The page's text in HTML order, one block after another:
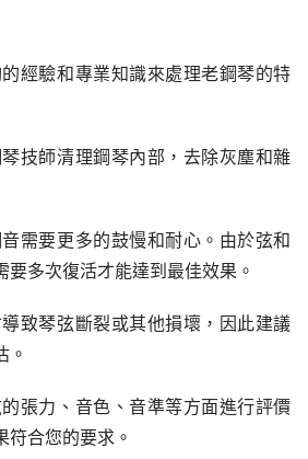
多次復活才能達到最佳效果。
。
合您的要求。